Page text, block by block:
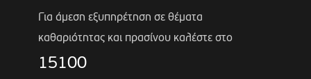
Για άμεση εξυπηρέτηση σε θέματα
καθαριότητας και πρασίνου καλέστε στο
15100